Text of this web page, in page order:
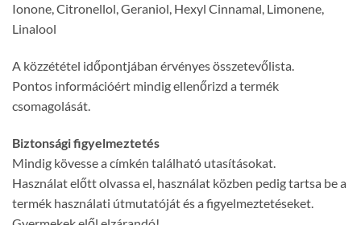
Ionone, Citronellol, Geraniol, Hexyl Cinnamal, Limonene,
Linalool
A közzététel időpontjában érvényes összetevőlista.
Pontos információért mindig ellenőrizd a termék
csomagolását.
Biztonsági figyelmeztetés
Mindig kövesse a címkén található utasításokat.
Használat előtt olvassa el, használat közben pedig tartsa be a
termék használati útmutatóját és a figyelmeztetéseket.